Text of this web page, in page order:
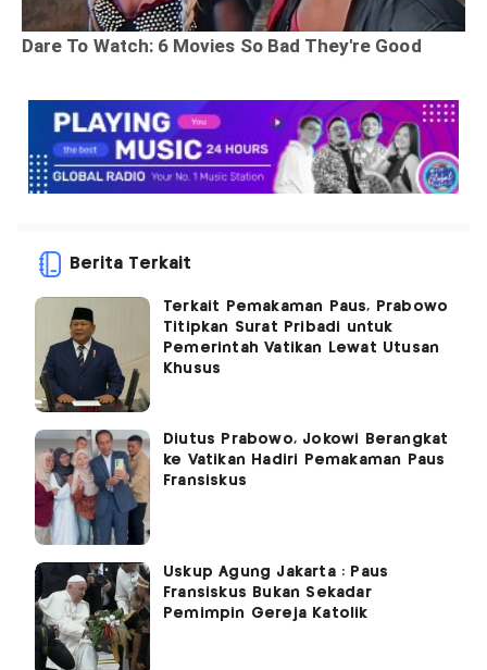
Berita Terkait
Terkait Pemakaman Paus, Prabowo
Titipkan Surat Pribadi untuk
Pemerintah Vatikan Lewat Utusan
Khusus
Diutus Prabowo, Jokowi Berangkat
ke Vatikan Hadiri Pemakaman Paus
Fransiskus
Uskup Agung Jakarta : Paus
Fransiskus Bukan Sekadar
Pemimpin Gereja Katolik